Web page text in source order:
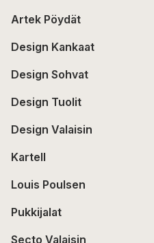
Artek Pöydät
Design Kankaat
Design Sohvat
Design Tuolit
Design Valaisin
Kartell
Louis Poulsen
Pukkijalat
Secto Valaisin